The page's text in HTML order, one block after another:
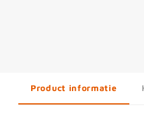
Product informatie